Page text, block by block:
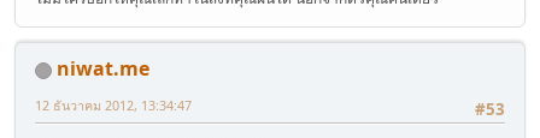
niwat.me
#53
12 ธันวาคม 2012, 13:34:47